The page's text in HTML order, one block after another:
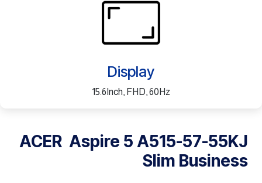
Display
15.6Inch, FHD, 60Hz
ACER Aspire 5 A515-57-55KJ
Slim Business